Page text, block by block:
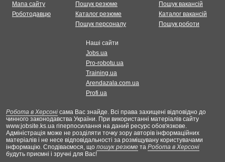
Мапа сайту
Роботодавцю
Пошук резюме
Каталог резюме
Пошук персоналу
Пошук вакансій
Каталог вакансій
Пошук роботи
Наші сайти
Jobs.ua
Pro-robotu.ua
Training.ua
Arendazala.com.ua
Profi.ua
Робота в Херсоні сама Вас знайде. Всі права захищені відповідно до
чинного законодавства України. При використанні матеріалів сайту
www.jobsite.ks.ua гіперпосилання на даний ресурс обов'язкове.
Адміністрація може не розділяти точку зору авторів інформаційних
матеріалів і не несе відповідальності за розміщувану користувачами
інформацію. Сподіваємося, що пошук резюме та Робота в Херсоні
будуть приємні і зручні для Вас!